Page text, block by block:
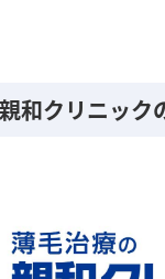
和クリニック